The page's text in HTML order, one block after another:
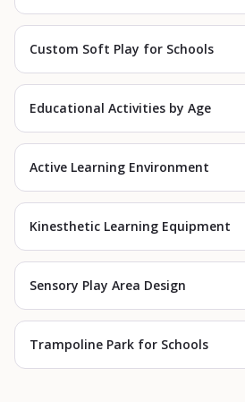
Custom Soft Play for Schools
Educational Activities by Age
Active Learning Environment
Kinesthetic Learning Equipment
Sensory Play Area Design
Trampoline Park for Schools